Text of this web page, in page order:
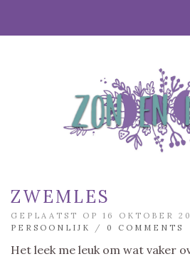
ZWEMLES
GEPLAATST OP 16 OKTOBER
PERSOONLIJK
/ 0 COMMENTS
Het leek me leuk om wat vaker